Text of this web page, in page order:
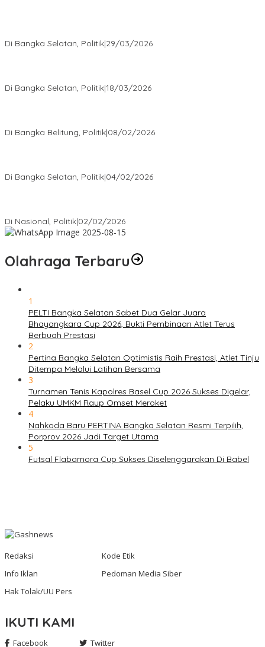
Di Bangka Selatan, Politik|29/03/2026
Di Bangka Selatan, Politik|18/03/2026
Di Bangka Belitung, Politik|08/02/2026
Di Bangka Selatan, Politik|04/02/2026
Di Nasional, Politik|02/02/2026
Olahraga Terbaru
1
PELTI Bangka Selatan Sabet Dua Gelar Juara
Bhayangkara Cup 2026, Bukti Pembinaan Atlet Terus
Berbuah Prestasi
2
Pertina Bangka Selatan Optimistis Raih Prestasi, Atlet Tinju
Ditempa Melalui Latihan Bersama
3
Turnamen Tenis Kapolres Basel Cup 2026 Sukses Digelar,
Pelaku UMKM Raup Omset Meroket
4
Nahkoda Baru PERTINA Bangka Selatan Resmi Terpilih,
Porprov 2026 Jadi Target Utama
5
Futsal Flabamora Cup Sukses Diselenggarakan Di Babel
Redaksi
Kode Etik
Info Iklan
Pedoman Media Siber
Hak Tolak/UU Pers
IKUTI KAMI
Facebook Twitter